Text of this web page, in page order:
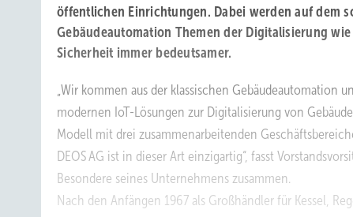
öffentlichen Einrichtungen. Dabei werden auf dem
Gebäudeautomation Themen der Digitalisierung
Sicherheit immer bedeutsamer.
„Wir kommen aus der klassischen Gebäudeautomation
modernen IoT-­Lösungen zur Digitalisierung von
Modell mit drei ­zusammenarbeitenden
DEOS AG ist in ­dieser Art einzigartig“, fasst
Besondere seines ­Unternehmens zusammen.
Nach den Anfängen 1967 als Großhändler für Kessel,